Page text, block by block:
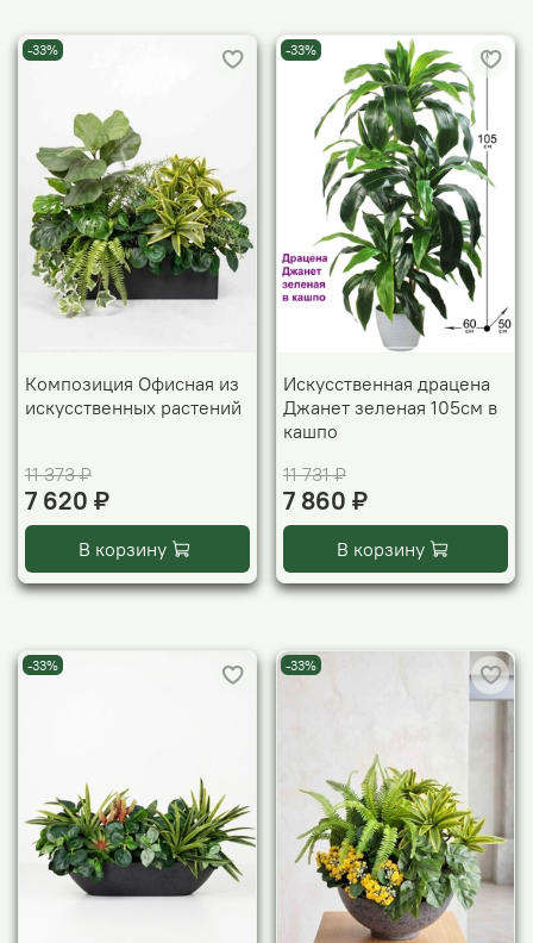
-33%
Композиция Офисная из
искусственных растений
11 373 ₽
7 620 ₽
В корзину
-33%
Искусственная драцена
Джанет зеленая 105см в
кашпо
11 731 ₽
7 860 ₽
В корзину
-33% -33%